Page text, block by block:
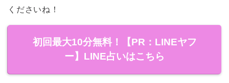
くださいね！
初回最大10分無料！【PR：LINEヤフ
ー】LINE占いはこちら